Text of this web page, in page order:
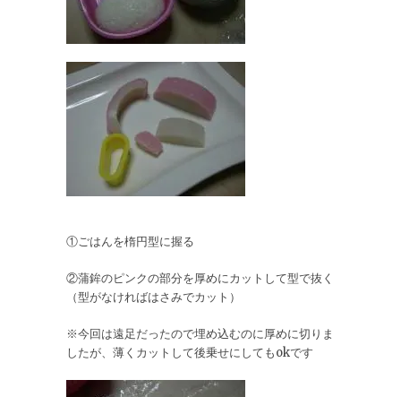
①ごはんを楕円型に握る
②蒲鉾のピンクの部分を厚めにカットして型で抜く
（型がなければはさみでカット）
※今回は遠足だったので埋め込むのに厚めに切りま
したが、薄くカットして後乗せにしてもokです